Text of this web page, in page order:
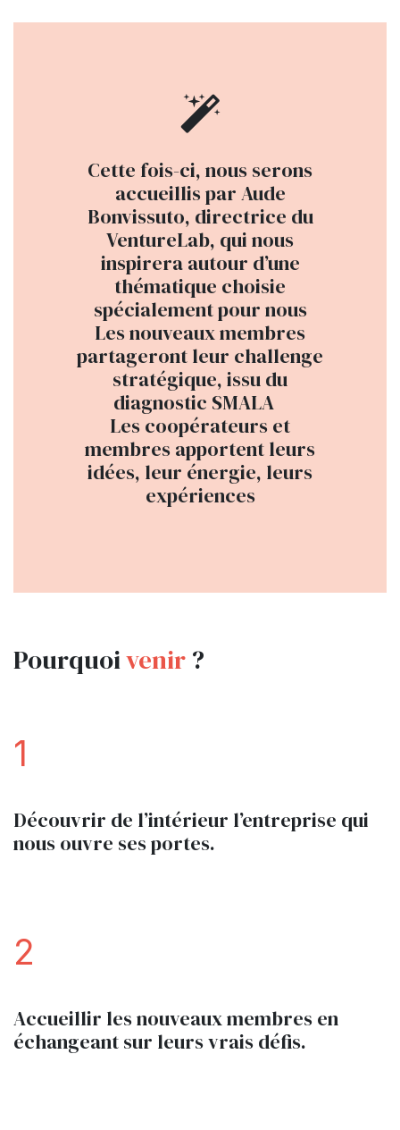
Cette fois-ci, nous serons
accueillis par Aude
Bonvissuto, directrice du
VentureLab, qui nous
inspirera autour d’une
thématique choisie
spécialement pour nous
Les nouveaux membres
partageront leur challenge
stratégique, issu du
diagnostic SMALA
Les coopérateurs et
membres apportent leurs
idées, leur énergie, leurs
expériences
Pourquoivenir ?
1
Découvrir de l’intérieur l’entreprise qui
nous ouvre ses portes.
2
Accueillir les nouveaux membres en
échangeant sur leurs vrais défis.